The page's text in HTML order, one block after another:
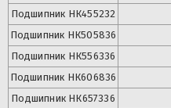
Подшипник НК455232
Подшипник НК505836
Подшипник НК556336
Подшипник НК606836
Подшипник НК657336